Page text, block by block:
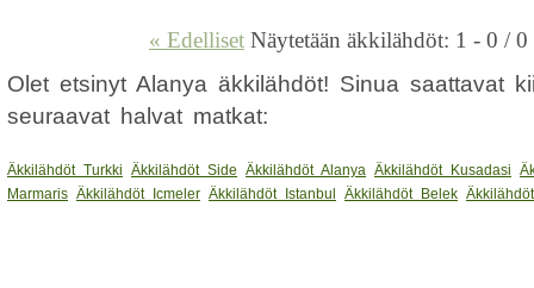
« Edelliset Näytetään äkkilähdöt: 1 - 0 / 0
Olet etsinyt Alanya äkkilähdöt! Sinua saattavat
seuraavat halvat matkat:
Äkkilähdöt Turkki Äkkilähdöt Side Äkkilähdöt Alanya Äkkilähdöt Kusadasi
Marmaris Äkkilähdöt Icmeler Äkkilähdöt Istanbul Äkkilähdöt Belek